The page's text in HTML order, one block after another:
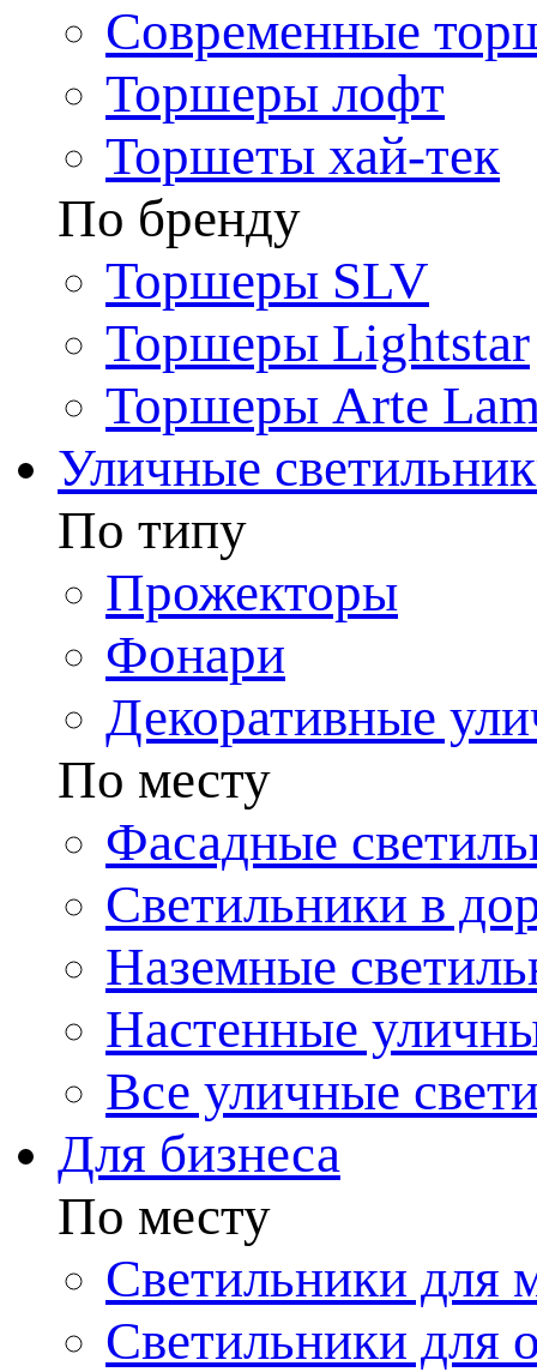
Современные
Торшеры лофт
Торшеты хай-тек
По бренду
Торшеры SLV
Торшеры Lightstar
Торшеры Arte
Уличные
По типу
Прожекторы
Фонари
Декоративные
По месту
Фасадные
Светильники в
Наземные
Настенные
Все уличные
Для бизнеса
По месту
Светильники для
Светильники для